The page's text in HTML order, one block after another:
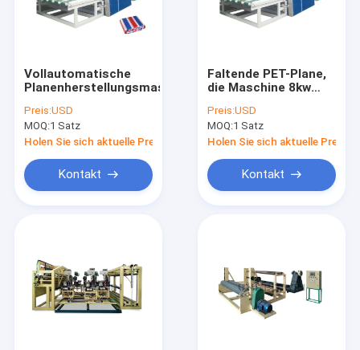
Vollautomatische
Planenherstellungsmaschine
Preis:USD
MOQ:1 Satz
Holen Sie sich aktuelle Preis
Kontakt
Faltende PET-Plane,
die Maschine 8kw
Preis:USD
MOQ:1 Satz
Holen Sie sich aktuelle Preis
Kontakt